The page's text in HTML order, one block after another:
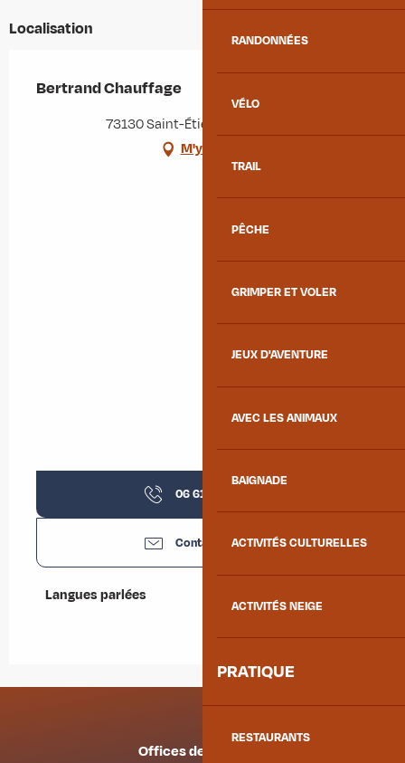
RANDONNÉES
VÉLO
TRAIL
PÊCHE
GRIMPER ET VOLER
JEUX D'AVENTURE
AVEC LES ANIMAUX
BAIGNADE
ACTIVITÉS CULTURELLES
ACTIVITÉS NEIGE
PRATIQUE
RESTAURANTS
Localisation
Bertrand Chauffage
73130 Saint-Étienne-de-Cuines
M'y rendre
06 61 58 57
Contactez-nous
Langues parlées
Langues parlées
Offices de tourisme